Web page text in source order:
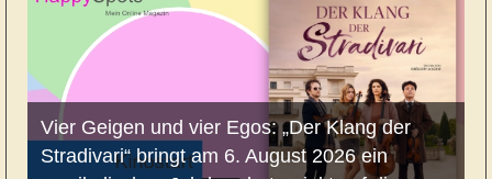
Vier Geigen und vier Egos: „Der Klang der
Stradivari“ bringt am 6. August 2026 ein